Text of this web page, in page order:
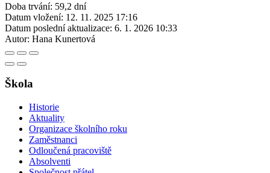
Doba trvání: 59,2 dní
Datum vložení: 12. 11. 2025 17:16
Datum poslední aktualizace: 6. 1. 2026 10:33
Autor: Hana Kunertová
Škola
Historie
Aktuality
Organizace školního roku
Zaměstnanci
Odloučená pracoviště
Absolventi